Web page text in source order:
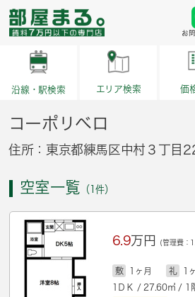
お
沿線・駅検索 エリア検索 価
コーポリベロ
住所：東京都練馬区中村３丁目
空室一覧 （1件）
6.9万円 (管理費：
敷 1ヶ月 礼
1
1ＤＫ / 27.60㎡ / 1